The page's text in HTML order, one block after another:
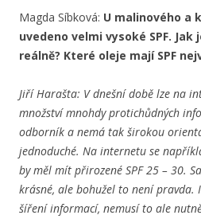
Magda Síbková: U malinového a
uvedeno velmi vysoké SPF.
reálně? Které oleje mají SPF
Jiří Harašta: V dnešní době lze na
množství mnohdy protichůdných
odborník a nemá tak širokou
jednoduché. Na internetu se
by měl mít přirozené SPF 25 – 30.
krásné, ale bohužel to není
šíření informací, nemusí to ale